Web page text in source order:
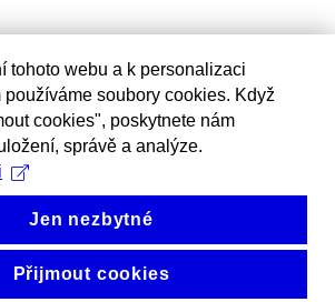
tohoto webu a k personalizaci
soubory cookies. Když
cookies", poskytnete nám
správě a analýze.
Jen nezbytné
Přijmout cookies